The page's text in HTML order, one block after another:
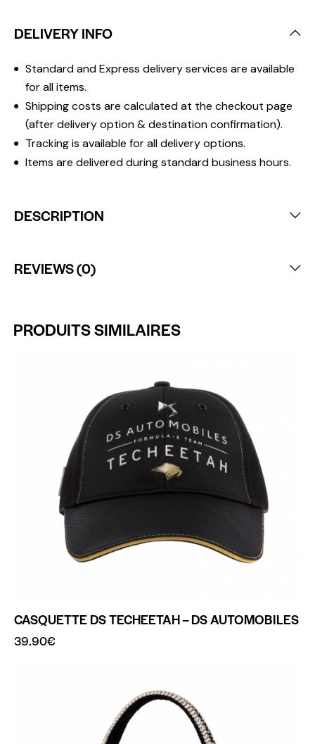
DELIVERY INFO
Standard and Express delivery services are available
for all items.
Shipping costs are calculated at the checkout page
(after delivery option & destination confirmation).
Tracking is available for all delivery options.
Items are delivered during standard business hours.
DESCRIPTION
REVIEWS (0)
PRODUITS SIMILAIRES
CASQUETTE DS TECHEETAH – DS AUTOMOBILES
39.90€